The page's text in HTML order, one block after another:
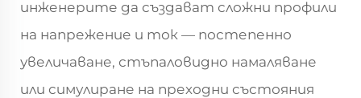
инженерите да създават сложни профили
на напрежение и ток — постепенно
увеличаване, стъпаловидно намаляване
или симулиране на преходни състояния